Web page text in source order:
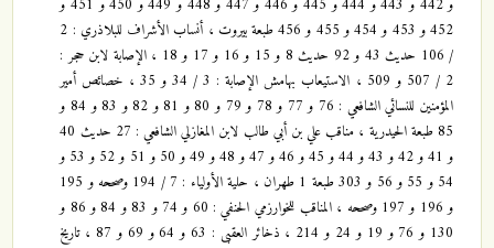
و 442 و 443 و 444 و 445 و 446 و 447 و 448 و 449 و 450 و 451 و
452 و 453 و 454 و 455 و 456 طبعة بيروت ، أنساب الأشراف للبلاذري : 2
/ 106 حديث 43 و 92 حديث 8 و 15 و 16 و 17 و 18 ، الإصابة لابن حجر :
2 / 507 و 509 ، الاستيعاب بهامش الإصابة : 3 / 34 و 35 ، خصائص أمير
المؤمنين للنسائي الشافعي : 76 و 77 و 78 و 79 و 80 و 81 و 82 و 83 و 84 و
85 طبعة الحيدرية ، مناقب علي بن أبي طالب لابن المغازلي الشافعي : 27 حديث 40
و 41 و 42 و 43 و 44 و 45 و 46 و 47 و 48 و 49 و 50 و 51 و 52 و 53 و
54 و 55 و 56 و 303 طبعة 1 طهران ، حلية الأولياء : 7 / 194 وصححه و 195
و 196 و 197 وصححه ، المناقب للخوارزمي الحنفي : 60 و 74 و 83 و 84 و 86 و
130 و 76 و 19 و 24 و 214 ، ذخائر العقبى : 63 و 64 و 69 و 87 ، تاريخ